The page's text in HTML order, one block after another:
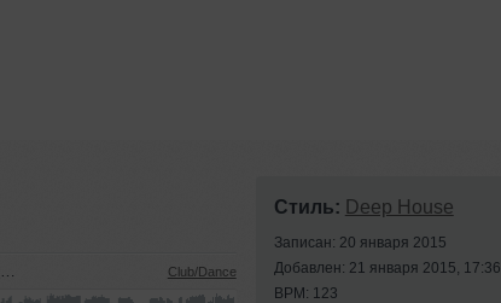
Club/Dance
Стиль: Deep House
Записан: 20 января 2015
Добавлен: 21 января 2015, 17:36
BPM: 123